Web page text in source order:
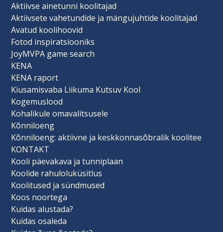
Aktiivse ainetunni koolitajad
Aktiivsete vahetundide ja mängujuhtide koolitajad
Avatud koolihoovid
Fotod inspiratsiooniks
JoyMVPA game search
KENA
KENA raport
Kiusamisvaba Liikuma Kutsuv Kool
Kogemuslood
Kohalikule omavalitsusele
Kõnniloeng
Kõnniloeng: aktiivne ja keskkonnasõbralik koolitee
KONTAKT
Kooli päevakava ja tunniplaan
Koolide rahuloluküsitlus
Koolitused ja sündmused
Koos noortega
Kuidas alustada?
Kuidas osaleda